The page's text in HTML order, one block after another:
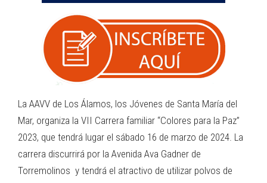
La AAVV de Los Álamos, los Jóvenes de Santa María del
Mar, organiza la VII Carrera familiar “Colores para la Paz”
2023, que tendrá lugar el sábado 16 de marzo de 2024. La
carrera discurrirá por la Avenida Ava Gadner de
Torremolinos y tendrá el atractivo de utilizar polvos de